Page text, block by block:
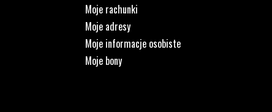
Moje rachunki
Moje adresy
Moje informacje osobiste
Moje bony